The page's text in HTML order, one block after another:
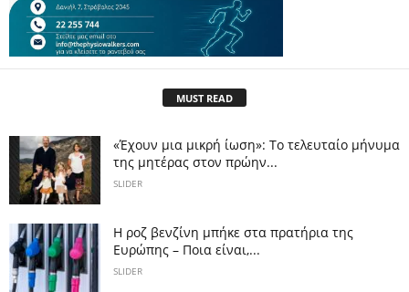
MUST READ
«Έχουν μια μικρή ίωση»: Το τελευταίο μήνυμα
της μητέρας στον πρώην...
SLIDER
Η ροζ βενζίνη μπήκε στα πρατήρια της
Ευρώπης – Ποια είναι,...
SLIDER